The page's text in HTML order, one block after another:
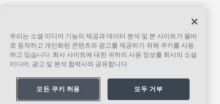
우리는 소셜 미디어 기능의 제공과 데이터 분석 및 본 사이트가 올바
로 동작하고 개인화된 콘텐츠와 광고를 제공하기 위해 쿠키를 사용
하고 있습니다. 회사 사이트에 대한 귀하의 사용 정보를 회사의 소셜
미디어, 광고 및 분석 협력사와 공유합니다.
모든 쿠키 허용 모두 거부